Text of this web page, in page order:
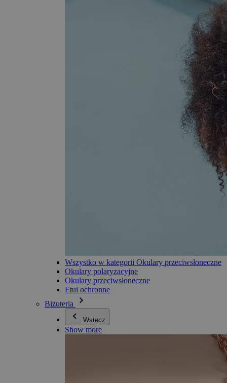
Wszystko w kategorii Okulary przeciwsłoneczne
Okulary polaryzacyjne
Okulary przeciwsłoneczne
Etui ochronne
Biżuteria
Wstecz
Show more